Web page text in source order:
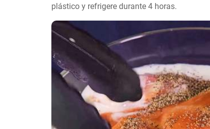
plástico y refrigere durante 4 horas.